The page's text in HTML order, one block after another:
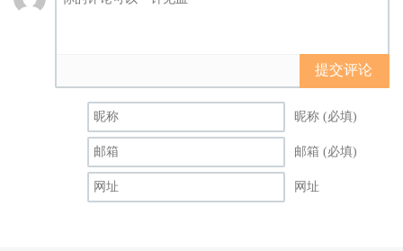
提交评论
昵称 (必填)
邮箱 (必填)
网址